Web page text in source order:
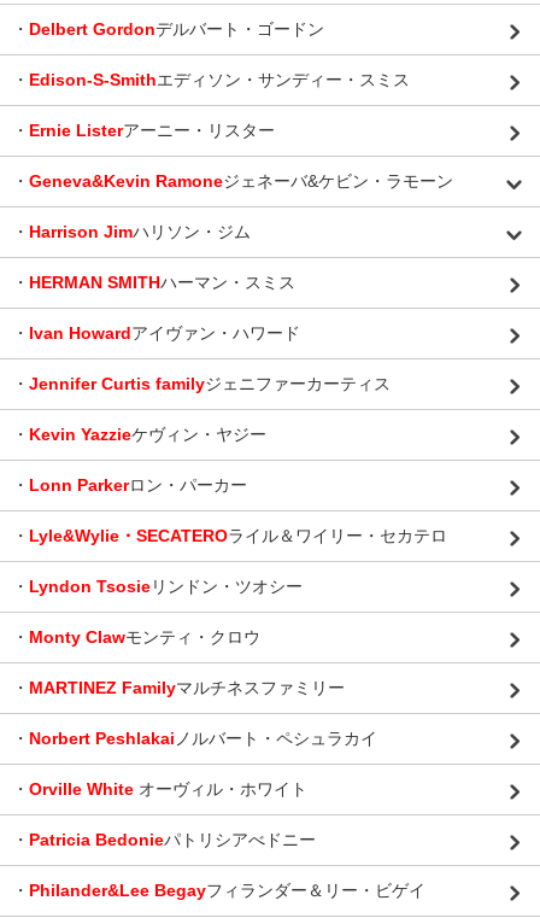
・ Delbert Gordonデルバート・ゴードン
・ Edison-S-Smithエディソン・サンディー・スミス
・ Ernie Listerアーニー・リスター
・ Geneva&Kevin Ramoneジェネーバ&ケビン・ラモーン
・ Harrison Jimハリソン・ジム
・ HERMAN SMITHハーマン・スミス
・ Ivan Howardアイヴァン・ハワード
・ Jennifer Curtis familyジェニファーカーティス
・ Kevin Yazzieケヴィン・ヤジー
・ Lonn Parkerロン・パーカー
・ Lyle&Wylie・SECATEROライル＆ワイリー・セカテロ
・ Lyndon Tsosieリンドン・ツオシー
・ Monty Clawモンティ・クロウ
・ MARTINEZ Familyマルチネスファミリー
・ Norbert Peshlakai ノルバート・ペシュラカイ
・ Orville White オーヴィル・ホワイト
・ Patricia Bedonieパトリシアべドニー
・ Philander&Lee Begayフィランダー＆リー・ビゲイ